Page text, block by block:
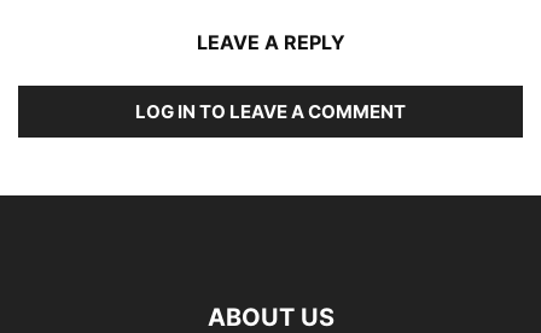
LEAVE A REPLY
LOG IN TO LEAVE A COMMENT
ABOUT US